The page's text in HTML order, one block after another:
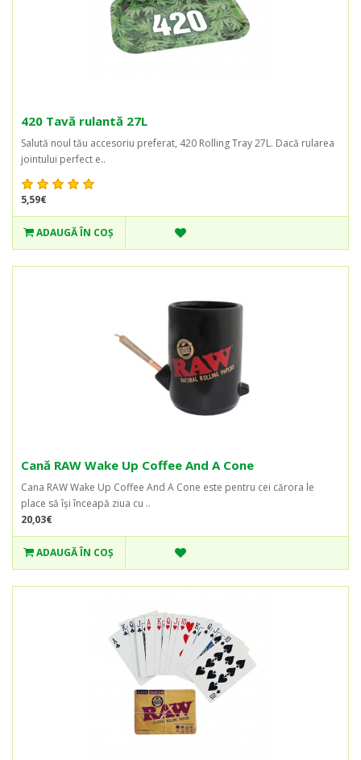
420 Tavă rulantă 27L
Salută noul tău accesoriu preferat, 420 Rolling Tray 27L. Dacă rularea
jointului perfect e..
5,59€
ADAUGĂ ÎN COŞ
Cană RAW Wake Up Coffee And A Cone
Cana RAW Wake Up Coffee And A Cone este pentru cei cărora le
place să își înceapă ziua cu ..
20,03€
ADAUGĂ ÎN COŞ